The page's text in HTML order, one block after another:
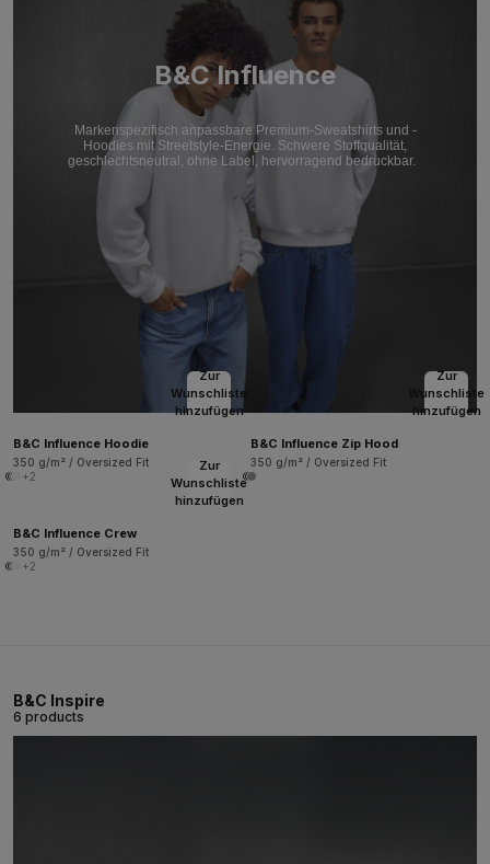
B&C Influence
Markenspezifisch anpassbare Premium-Sweatshirts und -
Hoodies mit Streetstyle-Energie. Schwere Stoffqualität,
geschlechtsneutral, ohne Label, hervorragend bedruckbar.
Zur
Wunschliste
hinzufügen
B&C Influence Hoodie
350 g/m² / Oversized Fit
+2
Zur
Wunschliste
hinzufügen
B&C Influence Zip Hood
350 g/m² / Oversized Fit
Zur
Wunschliste
hinzufügen
B&C Influence Crew
350 g/m² / Oversized Fit
+2
B&C Inspire
6 products